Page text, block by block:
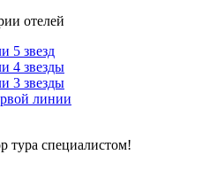
отелей
5 звезд
4 звезды
3 звезды
линии
тура специалистом!